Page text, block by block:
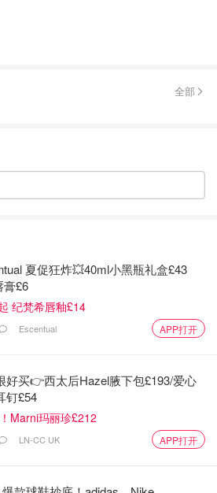
块）
3片去寒
清水约2.5L
小时
喝时再加，避免药材出涩）
饮食不规律人群
喝，尤其适合南方湿热天气！
全部
夏促狂炸💥40ml小黑瓶礼盒£43
膏£6
纪梵希唇釉£14
Escentual APP打开
好买👉西太后Hazel腋下包£193/爱心
钉£54
Marni玛丽珍£212
LN-CC UK APP打开